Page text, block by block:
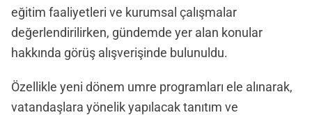
eğitim faaliyetleri ve kurumsal çalışmalar
değerlendirilirken, gündemde yer alan konular
hakkında görüş alışverişinde bulunuldu.
Özellikle yeni dönem umre programları ele alınarak,
vatandaşlara yönelik yapılacak tanıtım ve